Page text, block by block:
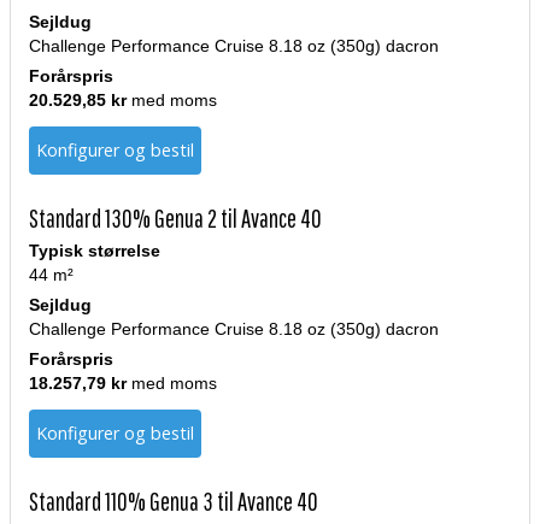
Sejldug
Challenge Performance Cruise 8.18 oz (350g) dacron
Forårspris
20.529,85 krmed moms
Konfigurer og bestil
Standard 130% Genua 2 til Avance 40
Typisk størrelse
44 m²
Sejldug
Challenge Performance Cruise 8.18 oz (350g) dacron
Forårspris
18.257,79 krmed moms
Konfigurer og bestil
Standard 110% Genua 3 til Avance 40